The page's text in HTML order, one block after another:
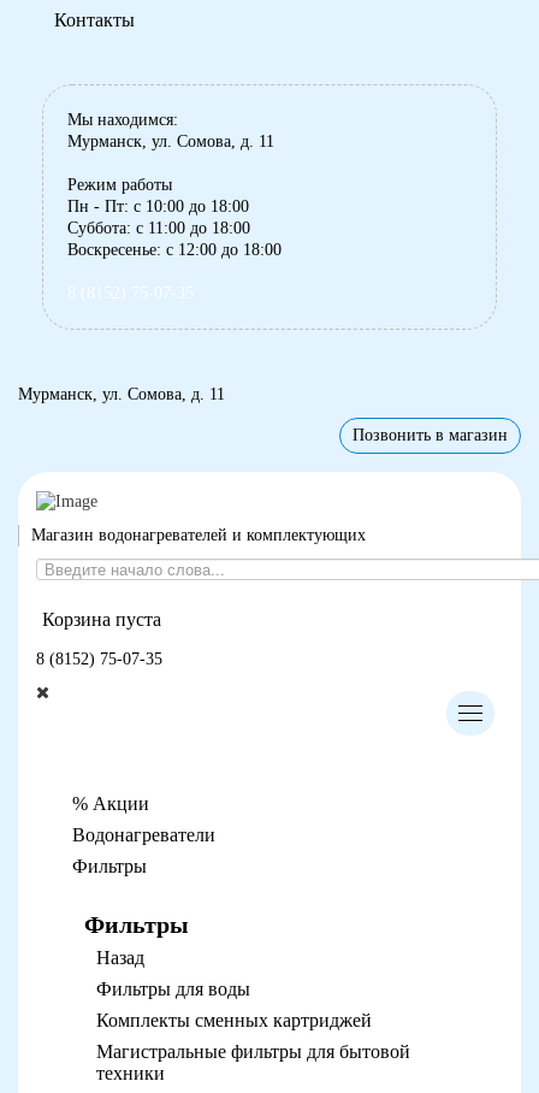
Контакты
Мы находимся:
Мурманск, ул. Сомова, д. 11
Режим работы
Пн - Пт: с 10:00 до 18:00
Суббота: с 11:00 до 18:00
Воскресенье: с 12:00 до 18:00
8 (8152) 75-07-35
Мурманск, ул. Сомова, д. 11
Позвонить в магазин
Магазин водонагревателей и комплектующих
Корзина пуста
8 (8152) 75-07-35
% Акции
Водонагреватели
Фильтры
Фильтры
Назад
Фильтры для воды
Комплекты сменных картриджей
Магистральные фильтры для бытовой
техники